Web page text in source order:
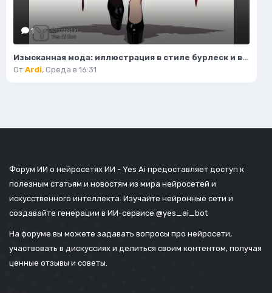
1
Изысканная мода: иллюстрация в стиле бурлеск и высокой моды. Картинка из нейронной сети Flux.1
От Ardi, Среда в 16:31
Форум ИИ о нейросетях ИИ - Yes Ai предоставляет доступ к
полезным статьям и новостям из мира нейросетей и
искусственного интеллекта. Изучайте нейронные сети и
создавайте генерации в ИИ-сервисе @yes_ai_bot
На форуме вы можете задавать вопросы про нейросети,
участвовать в дискуссиях и делиться своим контентом, получая
ценные отзывы и советы.